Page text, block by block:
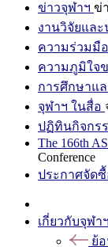
ข่าวจุฬาฯ ข่
งานวิจัยแล
ความร่วมมือ
ความภูมิใจ
การศึกษาแ
จุฬาฯ ในสื่อ
ปฏิทินกิจกร
The 166th
Conference
ประกาศจัดซื้
เกี่ยวกับจุฬาฯ
ย้